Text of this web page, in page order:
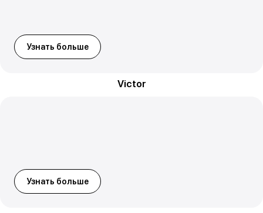
Узнать больше
Victor
Узнать больше